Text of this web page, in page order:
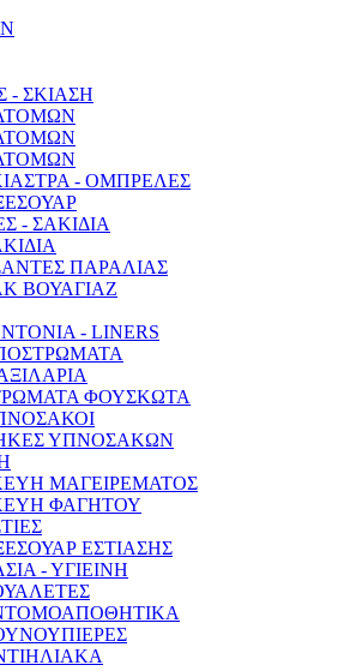
- ΣΚΙΑΣΗ
- ΟΜΠΡΕΛΕΣ
- ΣΑΚΙΔΙΑ
ΠΑΡΑΛΙΑΣ
ΒΟΥΑΓΙΑΖ
- LINERS
ΦΟΥΣΚΩΤΑ
ΥΠΝΟΣΑΚΩΝ
ΜΑΓΕΙΡΕΜΑΤΟΣ
ΦΑΓΗΤΟΥ
ΕΣΤΙΑΣΗΣ
- ΥΓΙΕΙΝΗ